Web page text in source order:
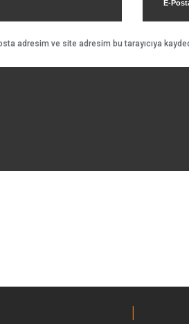
adresim ve site adresim bu tarayıcıya